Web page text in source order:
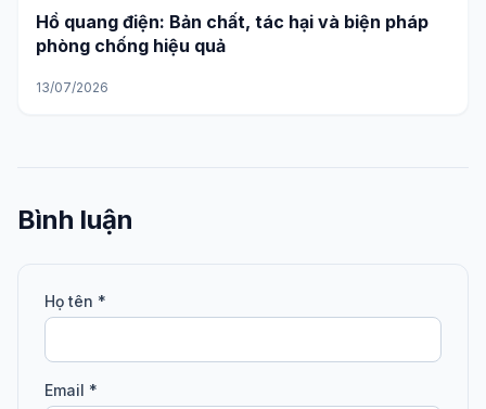
Hồ quang điện: Bản chất, tác hại và biện pháp
phòng chống hiệu quả
13/07/2026
Bình luận
Họ tên *
Email *